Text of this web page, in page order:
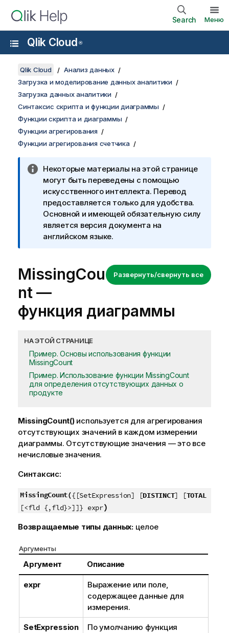
Search Меню
Qlik Cloud ®
Qlik Cloud
Анализ данных
Загрузка и моделирование данных аналитики
Загрузка данных аналитики
Синтаксис скрипта и функции диаграммы
Функции скрипта и диаграммы
Функции агрегирования
Функции агрегирования счетчика
Некоторые материалы на этой странице
могут быть переведены с помощью
искусственного интеллекта. Перевод
предоставляется только для удобства.
Основной и имеющей обязательную силу
является версия документа на
английском языке.
Развернуть/свернуть все
MissingCou
nt—
функция диаграммы
НА ЭТОЙ СТРАНИЦЕ
Пример. Основы использования функции
MissingCount
Пример. Использование функции MissingCount
для определения отсутствующих данных о
продукте
MissingCount() используется для агрегирования
отсутствующих значений в каждом измерении
диаграммы. Отсутствующие значения — это все
нечисловые значения.
Синтаксис:
MissingCount({[SetExpression] [DISTINCT] [TOTAL
[<fld {,fld}>]]} expr)
Возвращаемые типы данных: целое
Аргументы
Аргумент Описание
expr
Выражение или поле,
содержащее данные для
измерения.
SetExpression
По умолчанию функция